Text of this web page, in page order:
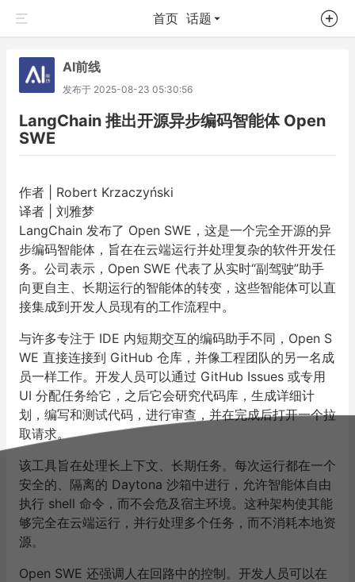
首页 话题
AI前线
发布于 2025-08-23 05:30:56
LangChain 推出开源异步编码智能体 Open
SWE
作者 | Robert Krzaczyński
译者 | 刘雅梦
LangChain 发布了 Open SWE，这是一个完全开源的异
步编码智能体，旨在在云端运行并处理复杂的软件开发任
务。公司表示，Open SWE 代表了从实时“副驾驶”助手
向更自主、长期运行的智能体的转变，这些智能体可以直
接集成到开发人员现有的工作流程中。
与许多专注于 IDE 内短期交互的编码助手不同，Open S
WE 直接连接到 GitHub 仓库，并像工程团队的另一名成
员一样工作。开发人员可以通过 GitHub Issues 或专用
UI 分配任务给它，之后它会研究代码库，生成详细计
划，编写和测试代码，进行审查，并在完成后打开一个拉
取请求。
该工具旨在处理长上下文、长期任务。每次运行都在一个
安全的、隔离的 Daytona 沙箱中进行，允许智能体自由
执行 shell 命令，而不会危及宿主环境。这种架构使其能
够完全在云端运行，并行处理多个任务，而不消耗本地资
源。
Open SWE 还强调人在回路中的控制。开发人员可以在